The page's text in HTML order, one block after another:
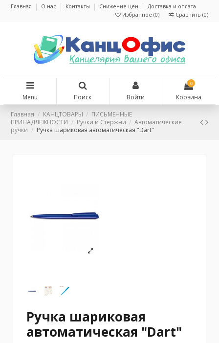
Главная О нас Контакты Снижение цен
Доставка и оплата
Избранное (0) Сравнить (0)
Menu Поиск Войти
0
Корзина
Главная КАНЦТОВАРЫ
ПИСЬМЕННЫЕ
ПРИНАДЛЕЖНОСТИ
Ручки и Стержни
Автоматические
ручки
Ручка шариковая автоматическая "Dart"
Ручка шариковая
автоматическая "Dart"